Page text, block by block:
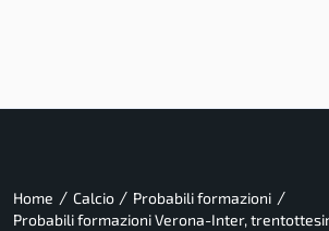
Home / Calcio / Probabili formazioni /
Probabili formazioni Verona-Inter,